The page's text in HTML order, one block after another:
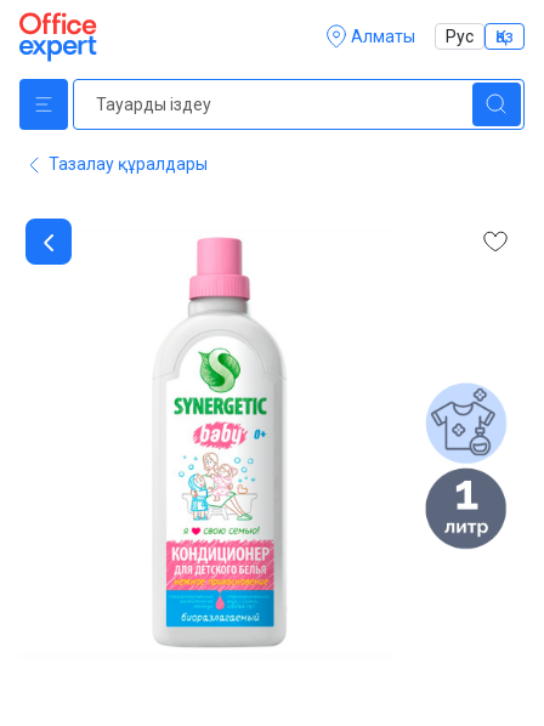
Алматы Рус Қаз
Тазалау құралдары